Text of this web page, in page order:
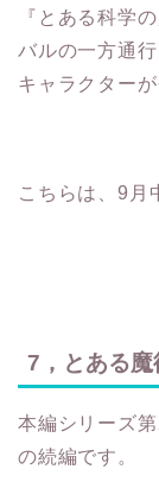
『とある科学
バルの一方通
キャラクターが
こちらは、9月
7，とある
本編シリーズ
の続編です。